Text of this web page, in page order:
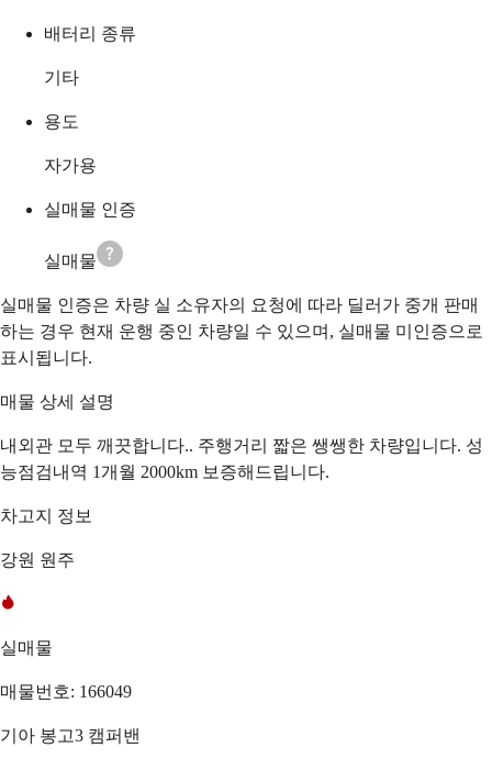
배터리 종류
기타
용도
자가용
실매물 인증
실매물
실매물 인증은 차량 실 소유자의 요청에 따라 딜러가 중개 판매
하는 경우 현재 운행 중인 차량일 수 있으며, 실매물 미인증으로
표시됩니다.
매물 상세 설명
내외관 모두 깨끗합니다.. 주행거리 짧은 쌩쌩한 차량입니다. 성
능점검내역 1개월 2000km 보증해드립니다.
차고지 정보
강원 원주
실매물
매물번호: 166049
기아 봉고3 캠퍼밴